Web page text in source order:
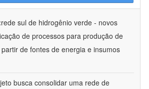
rede sul de hidrogênio verde - novos
de processos para produção de
de fontes de energia e insumos
busca consolidar uma rede de